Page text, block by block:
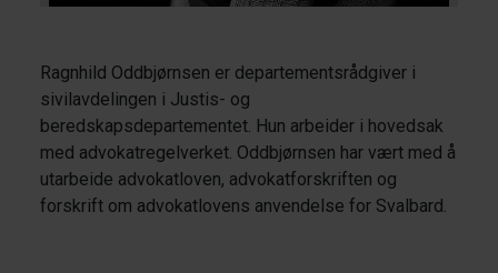
Ragnhild Oddbjørnsen er departementsrådgiver i
sivilavdelingen i Justis- og
beredskapsdepartementet. Hun arbeider i hovedsak
med advokatregelverket. Oddbjørnsen har vært med å
utarbeide advokatloven, advokatforskriften og
forskrift om advokatlovens anvendelse for Svalbard.